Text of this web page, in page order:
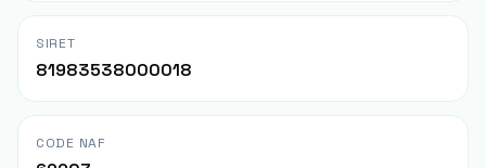
SIRET
81983538000018
CODE NAF